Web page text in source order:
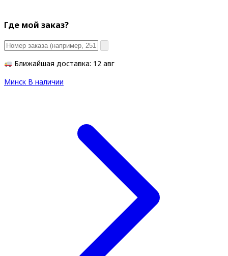
Где мой заказ?
Ближайшая доставка: 12 авг
Минск В наличии